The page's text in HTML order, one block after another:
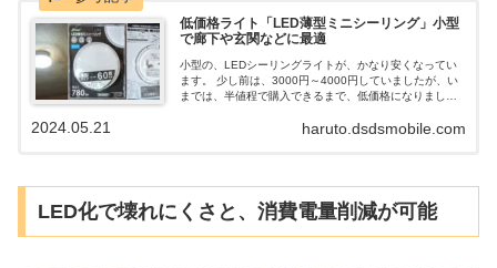
低価格ライト「LED薄型ミニシーリング」小型
で廊下や玄関などに最適
小型の、LEDシーリングライトが、かなり安くなってい
ます。 少し前は、3000円～4000円していましたが、い
までは、半値程で購入できるまで、低価格になりまし
グを廊下に取り付けたので、取り付け方など含めて、特
haruto.dsdsmobile.com
2024.05.21
LED化で壊れにくさと、消費電量削減が可能